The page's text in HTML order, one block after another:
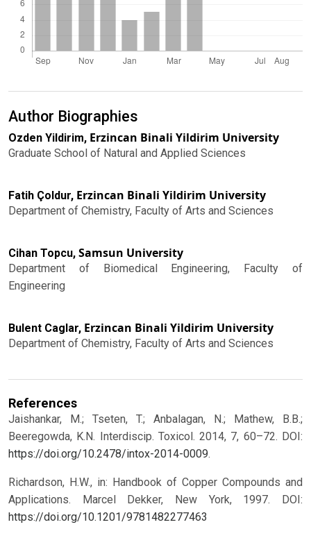
Author Biographies
Ozden Yildirim, Erzincan Binali Yildirim University
Graduate School of Natural and Applied Sciences
Fatih Çoldur, Erzincan Binali Yildirim University
Department of Chemistry, Faculty of Arts and Sciences
Cihan Topcu, Samsun University
Department of Biomedical Engineering, Faculty of
Engineering
Bulent Caglar, Erzincan Binali Yildirim University
Department of Chemistry, Faculty of Arts and Sciences
References
Jaishankar, M.; Tseten, T.; Anbalagan, N.; Mathew, B.B.;
Beeregowda, K.N. Interdiscip. Toxicol. 2014, 7, 60–72. DOI:
https://doi.org/10.2478/intox-2014-0009.
Richardson, H.W., in: Handbook of Copper Compounds and
Applications. Marcel Dekker, New York, 1997. DOI:
https://doi.org/10.1201/9781482277463